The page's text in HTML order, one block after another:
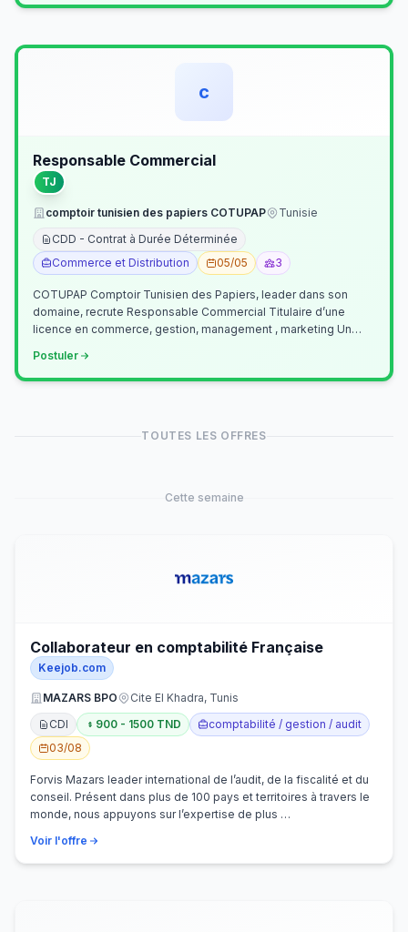
c
Responsable Commercial
TJ
comptoir tunisien des papiers COTUPAP
Tunisie
CDD - Contrat à Durée Déterminée
Commerce et Distribution
05/05 3
COTUPAP Comptoir Tunisien des Papiers, leader dans son
domaine, recrute Responsable Commercial Titulaire d’une
licence en commerce, gestion, management , marketing Un
Postuler
TOUTES LES OFFRES
Cette semaine
Collaborateur en comptabilité Française
Keejob.com
MAZARS BPO
Cite El Khadra, Tunis
CDI
900 - 1500 TND
comptabilité / gestion / audit
03/08
Forvis Mazars leader international de l’audit, de la fiscalité et du
conseil. Présent dans plus de 100 pays et territoires à travers le
monde, nous appuyons sur l’expertise de plus …
Voir l'offre